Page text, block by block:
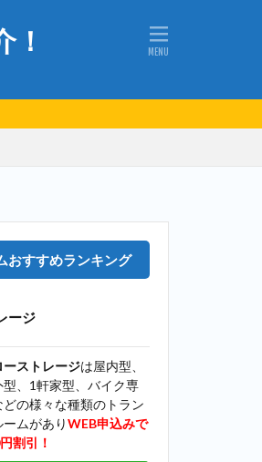
！
おすすめランキング
ージ
ーストレージは屋内型、
型、1軒家型、バイク専
どの様々な種類のトラン
ームがありWEB申込みで
割引！